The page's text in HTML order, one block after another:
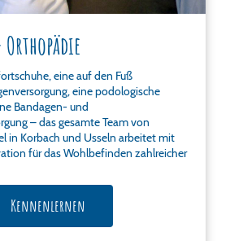
eine auf den Fuß
eine podologische
Bandagen- und
– das gesamte Team von
in Korbach und Usseln arbeitet mit
für das Wohlbefinden zahlreicher
Kennenlernen